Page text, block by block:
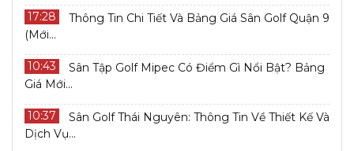
17:28
Thông Tin Chi Tiết Và Bảng Giá Sân Golf Quận 9
(Mới...
10:43
Sân Tập Golf Mipec Có Điểm Gì Nổi Bật? Bảng
Giá Mới...
10:37
Sân Golf Thái Nguyên: Thông Tin Về Thiết Kế Và
Dịch Vụ...